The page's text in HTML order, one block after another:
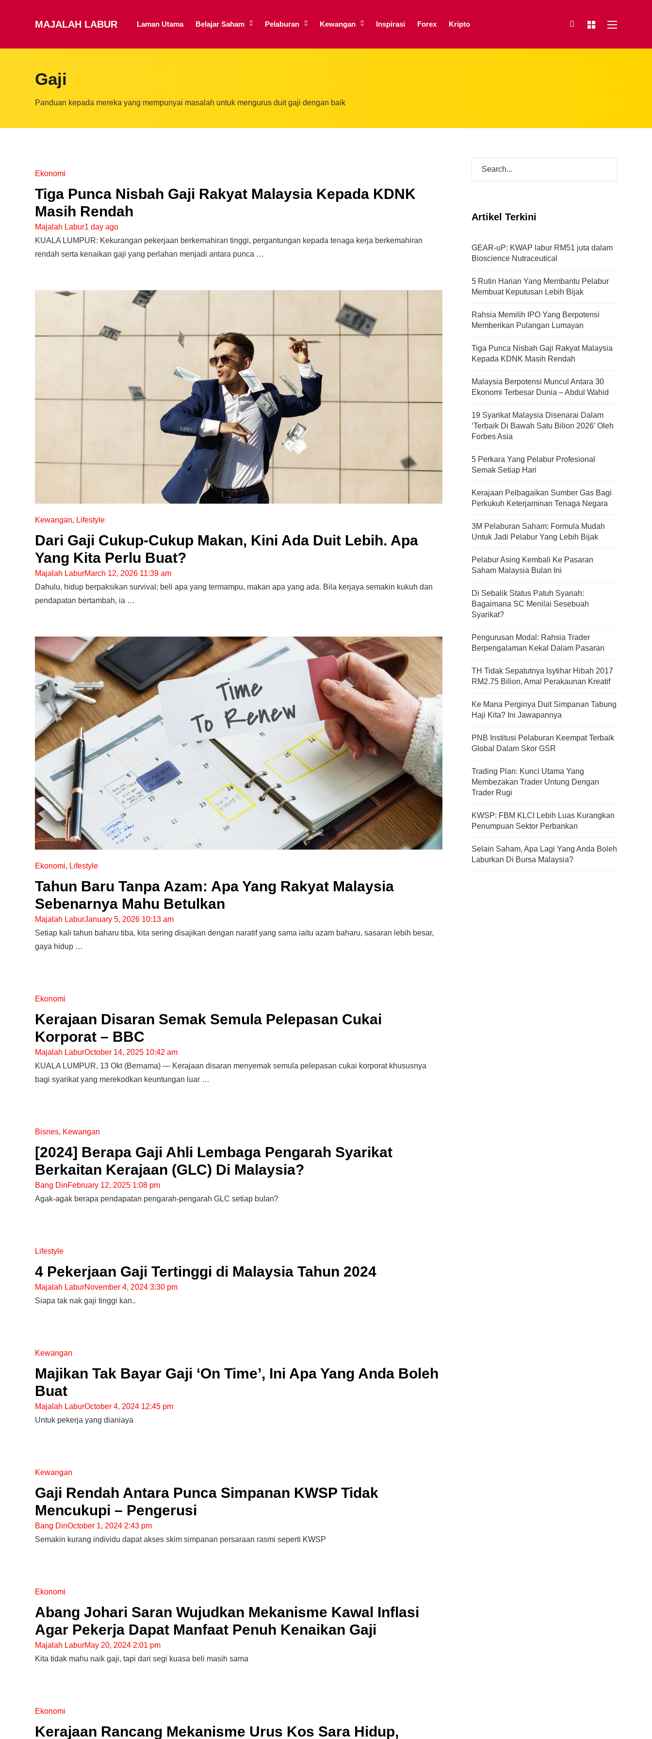
MAJALAH LABUR Laman Utama Belajar Saham Pelaburan Kewangan Inspirasi Forex Kripto
Gaji
Panduan kepada mereka yang mempunyai masalah untuk mengurus duit gaji dengan baik
Ekonomi
Tiga Punca Nisbah Gaji Rakyat Malaysia Kepada KDNK
Masih Rendah
Majalah Labur1 day ago
KUALA LUMPUR: Kekurangan pekerjaan berkemahiran tinggi, pergantungan kepada tenaga kerja berkemahiran
rendah serta kenaikan gaji yang perlahan menjadi antara punca …
Kewangan, Lifestyle
Dari Gaji Cukup-Cukup Makan, Kini Ada Duit Lebih. Apa
Yang Kita Perlu Buat?
Majalah LaburMarch 12, 2026 11:39 am
Dahulu, hidup berpaksikan survival; beli apa yang termampu, makan apa yang ada. Bila kerjaya semakin kukuh dan
pendapatan bertambah, ia …
Ekonomi, Lifestyle
Tahun Baru Tanpa Azam: Apa Yang Rakyat Malaysia
Sebenarnya Mahu Betulkan
Majalah LaburJanuary 5, 2026 10:13 am
Setiap kali tahun baharu tiba, kita sering disajikan dengan naratif yang sama iaitu azam baharu, sasaran lebih besar,
gaya hidup …
Ekonomi
Kerajaan Disaran Semak Semula Pelepasan Cukai
Korporat – BBC
Majalah LaburOctober 14, 2025 10:42 am
KUALA LUMPUR, 13 Okt (Bernama) — Kerajaan disaran menyemak semula pelepasan cukai korporat khususnya
bagi syarikat yang merekodkan keuntungan luar …
Bisnes, Kewangan
[2024] Berapa Gaji Ahli Lembaga Pengarah Syarikat
Berkaitan Kerajaan (GLC) Di Malaysia?
Bang DinFebruary 12, 2025 1:08 pm
Agak-agak berapa pendapatan pengarah-pengarah GLC setiap bulan?
Lifestyle
4 Pekerjaan Gaji Tertinggi di Malaysia Tahun 2024
Majalah LaburNovember 4, 2024 3:30 pm
Siapa tak nak gaji tinggi kan..
Kewangan
Majikan Tak Bayar Gaji ‘On Time’, Ini Apa Yang Anda Boleh
Buat
Majalah LaburOctober 4, 2024 12:45 pm
Untuk pekerja yang dianiaya
Kewangan
Gaji Rendah Antara Punca Simpanan KWSP Tidak
Mencukupi – Pengerusi
Bang DinOctober 1, 2024 2:43 pm
Semakin kurang individu dapat akses skim simpanan persaraan rasmi seperti KWSP
Ekonomi
Abang Johari Saran Wujudkan Mekanisme Kawal Inflasi
Agar Pekerja Dapat Manfaat Penuh Kenaikan Gaji
Majalah LaburMay 20, 2024 2:01 pm
Kita tidak mahu naik gaji, tapi dari segi kuasa beli masih sama
Ekonomi
Kerajaan Rancang Mekanisme Urus Kos Sara Hidup,
Artikel Terkini
GEAR-uP: KWAP labur RM51 juta dalam
Bioscience Nutraceutical
5 Rutin Harian Yang Membantu Pelabur
Membuat Keputusan Lebih Bijak
Rahsia Memilih IPO Yang Berpotensi
Memberikan Pulangan Lumayan
Tiga Punca Nisbah Gaji Rakyat Malaysia
Kepada KDNK Masih Rendah
Malaysia Berpotensi Muncul Antara 30
Ekonomi Terbesar Dunia – Abdul Wahid
19 Syarikat Malaysia Disenarai Dalam
‘Terbaik Di Bawah Satu Bilion 2026’ Oleh
Forbes Asia
5 Perkara Yang Pelabur Profesional
Semak Setiap Hari
Kerajaan Pelbagaikan Sumber Gas Bagi
Perkukuh Keterjaminan Tenaga Negara
3M Pelaburan Saham: Formula Mudah
Untuk Jadi Pelabur Yang Lebih Bijak
Pelabur Asing Kembali Ke Pasaran
Saham Malaysia Bulan Ini
Di Sebalik Status Patuh Syariah:
Bagaimana SC Menilai Sesebuah
Syarikat?
Pengurusan Modal: Rahsia Trader
Berpengalaman Kekal Dalam Pasaran
TH Tidak Sepatutnya Isytihar Hibah 2017
RM2.75 Bilion, Amal Perakaunan Kreatif
Ke Mana Perginya Duit Simpanan Tabung
Haji Kita? Ini Jawapannya
PNB Institusi Pelaburan Keempat Terbaik
Global Dalam Skor GSR
Trading Plan: Kunci Utama Yang
Membezakan Trader Untung Dengan
Trader Rugi
KWSP: FBM KLCI Lebih Luas Kurangkan
Penumpuan Sektor Perbankan
Selain Saham, Apa Lagi Yang Anda Boleh
Laburkan Di Bursa Malaysia?
Editor Picks
Ini 15 Panduan Beginner
Perlu Tahu Tentang Pelaburan
Saham di Bursa Malaysia
(CDS) Maybank
Telefon Seorang Pelabur